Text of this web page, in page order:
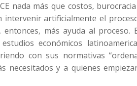
nada más que costos,
artificialmente el
más ayuda al proceso.
económicos
con sus normativas
necesitados y a quienes